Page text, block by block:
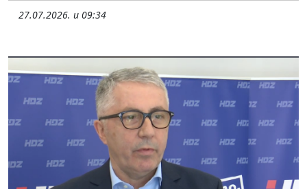
27.07.2026. u 09:34